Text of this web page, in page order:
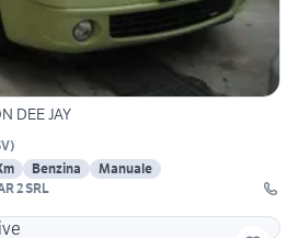
DEE JAY
)
Benzina
Manuale
2 SRL